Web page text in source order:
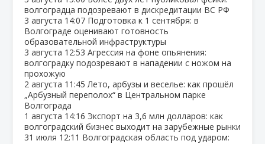
волгоградца подозревают в дискредитации ВС РФ
3 августа 14:07 Подготовка к 1 сентября: в
Волгограде оценивают готовность
образовательной инфраструктуры
3 августа 12:53 Агрессия на фоне опьянения:
волгоградку подозревают в нападении с ножом на
прохожую
2 августа 11:45 Лето, арбузы и веселье: как прошёл
„Арбузный переполох“ в Центральном парке
Волгограда
1 августа 14:16 Экспорт на 3,6 млн долларов: как
волгоградский бизнес выходит на зарубежные рынки
31 июля 12:11 Волгоградская область под ударом: